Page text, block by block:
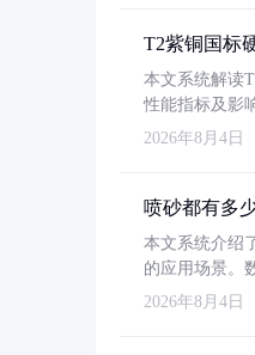
T2紫铜国标
本文系统解读
性能指标及影
2026年8月4日
喷砂都有多
本文系统介绍
的应用场景。
2026年8月4日